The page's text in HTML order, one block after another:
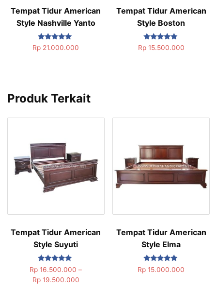
Tempat Tidur American
Style Nashville Yanto
Dinilai
5.00
Rp 21.000.000
Tempat Tidur American
Style Boston
Dinilai
5.00
Rp15.500.000
Produk Terkait
Tempat Tidur American
Style Suyuti
Dinilai
5.00
dari 5
Rp 16.500.000 –
Rp19.500.000
Tempat Tidur American
Style Elma
Dinilai
5.00
Rp 15.000.000